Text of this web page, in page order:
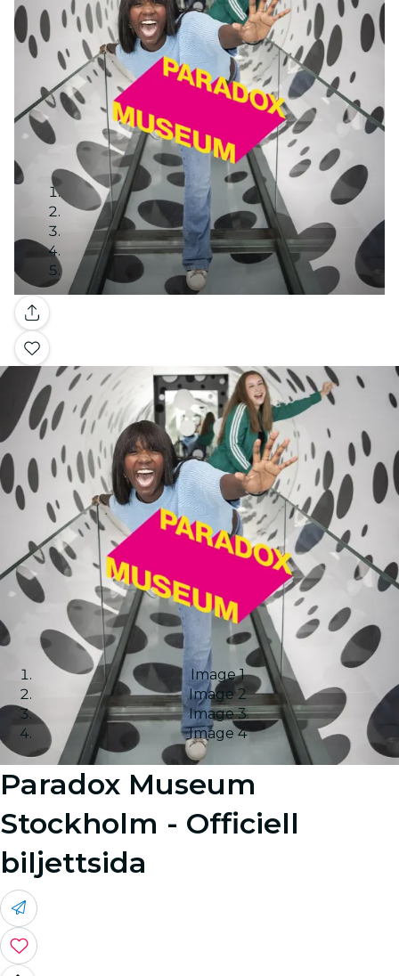
Galleri
Image 1
Image 2
Image 3
Image 4
Paradox Museum
Stockholm - Officiell
biljettsida